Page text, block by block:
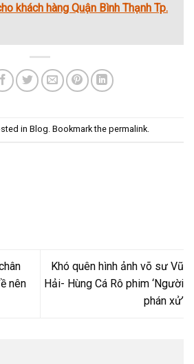
khách hàng Quận Bình Thạnh Tp.
in Blog. Bookmark the permalink.
nên
Khó quên hình ảnh võ sư Vũ
Hải- Hùng Cá Rô phim ‘Người
phán xử’